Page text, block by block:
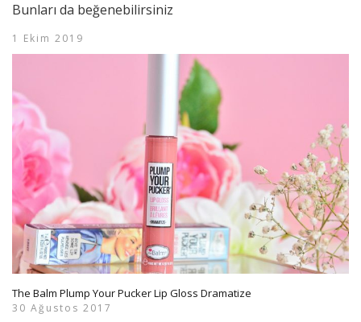
Bunları da beğenebilirsiniz
1 Ekim 2019
The Balm Plump Your Pucker Lip Gloss Dramatize
30 Ağustos 2017